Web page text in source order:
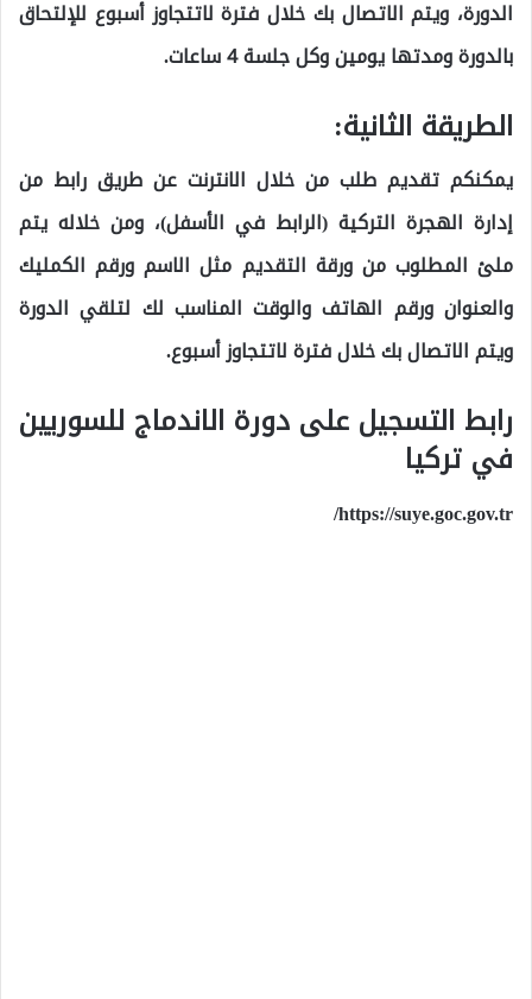
الدورة، ويتم الاتصال بك خلال فترة لاتتجاوز أسبوع للإلتحاق
بالدورة ومدتها يومين وكل جلسة 4 ساعات.
الطريقة الثانية:
يمكنكم تقديم طلب من خلال الانترنت عن طريق رابط من
إدارة الهجرة التركية (الرابط في الأسفل)، ومن خلاله يتم
ملئ المطلوب من ورقة التقديم مثل الاسم ورقم الكمليك
والعنوان ورقم الهاتف والوقت المناسب لك لتلقي الدورة
ويتم الاتصال بك خلال فترة لاتتجاوز أسبوع.
رابط التسجيل على دورة الاندماج للسوريين
في تركيا
https://suye.goc.gov.tr/